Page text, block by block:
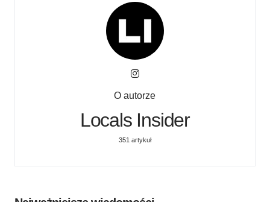
O autorze
Locals Insider
351 artykuł